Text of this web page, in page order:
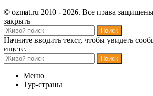
© ozmat.ru 2010 - 2026. Все права
закрыть
Поиск
Начните вводить текст, чтобы увидеть
ищете.
Поиск
Меню
Тур-страны